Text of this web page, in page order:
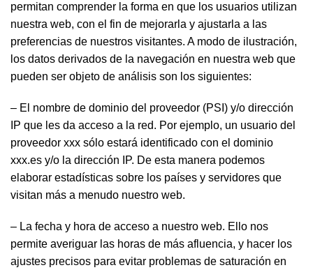
permitan comprender la forma en que los usuarios utilizan
nuestra web, con el fin de mejorarla y ajustarla a las
preferencias de nuestros visitantes. A modo de ilustración,
los datos derivados de la navegación en nuestra web que
pueden ser objeto de análisis son los siguientes:
– El nombre de dominio del proveedor (PSI) y/o dirección
IP que les da acceso a la red. Por ejemplo, un usuario del
proveedor xxx sólo estará identificado con el dominio
xxx.es y/o la dirección IP. De esta manera podemos
elaborar estadísticas sobre los países y servidores que
visitan más a menudo nuestro web.
– La fecha y hora de acceso a nuestro web. Ello nos
permite averiguar las horas de más afluencia, y hacer los
ajustes precisos para evitar problemas de saturación en